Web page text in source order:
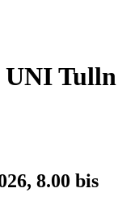
Tulln
8.00 bis